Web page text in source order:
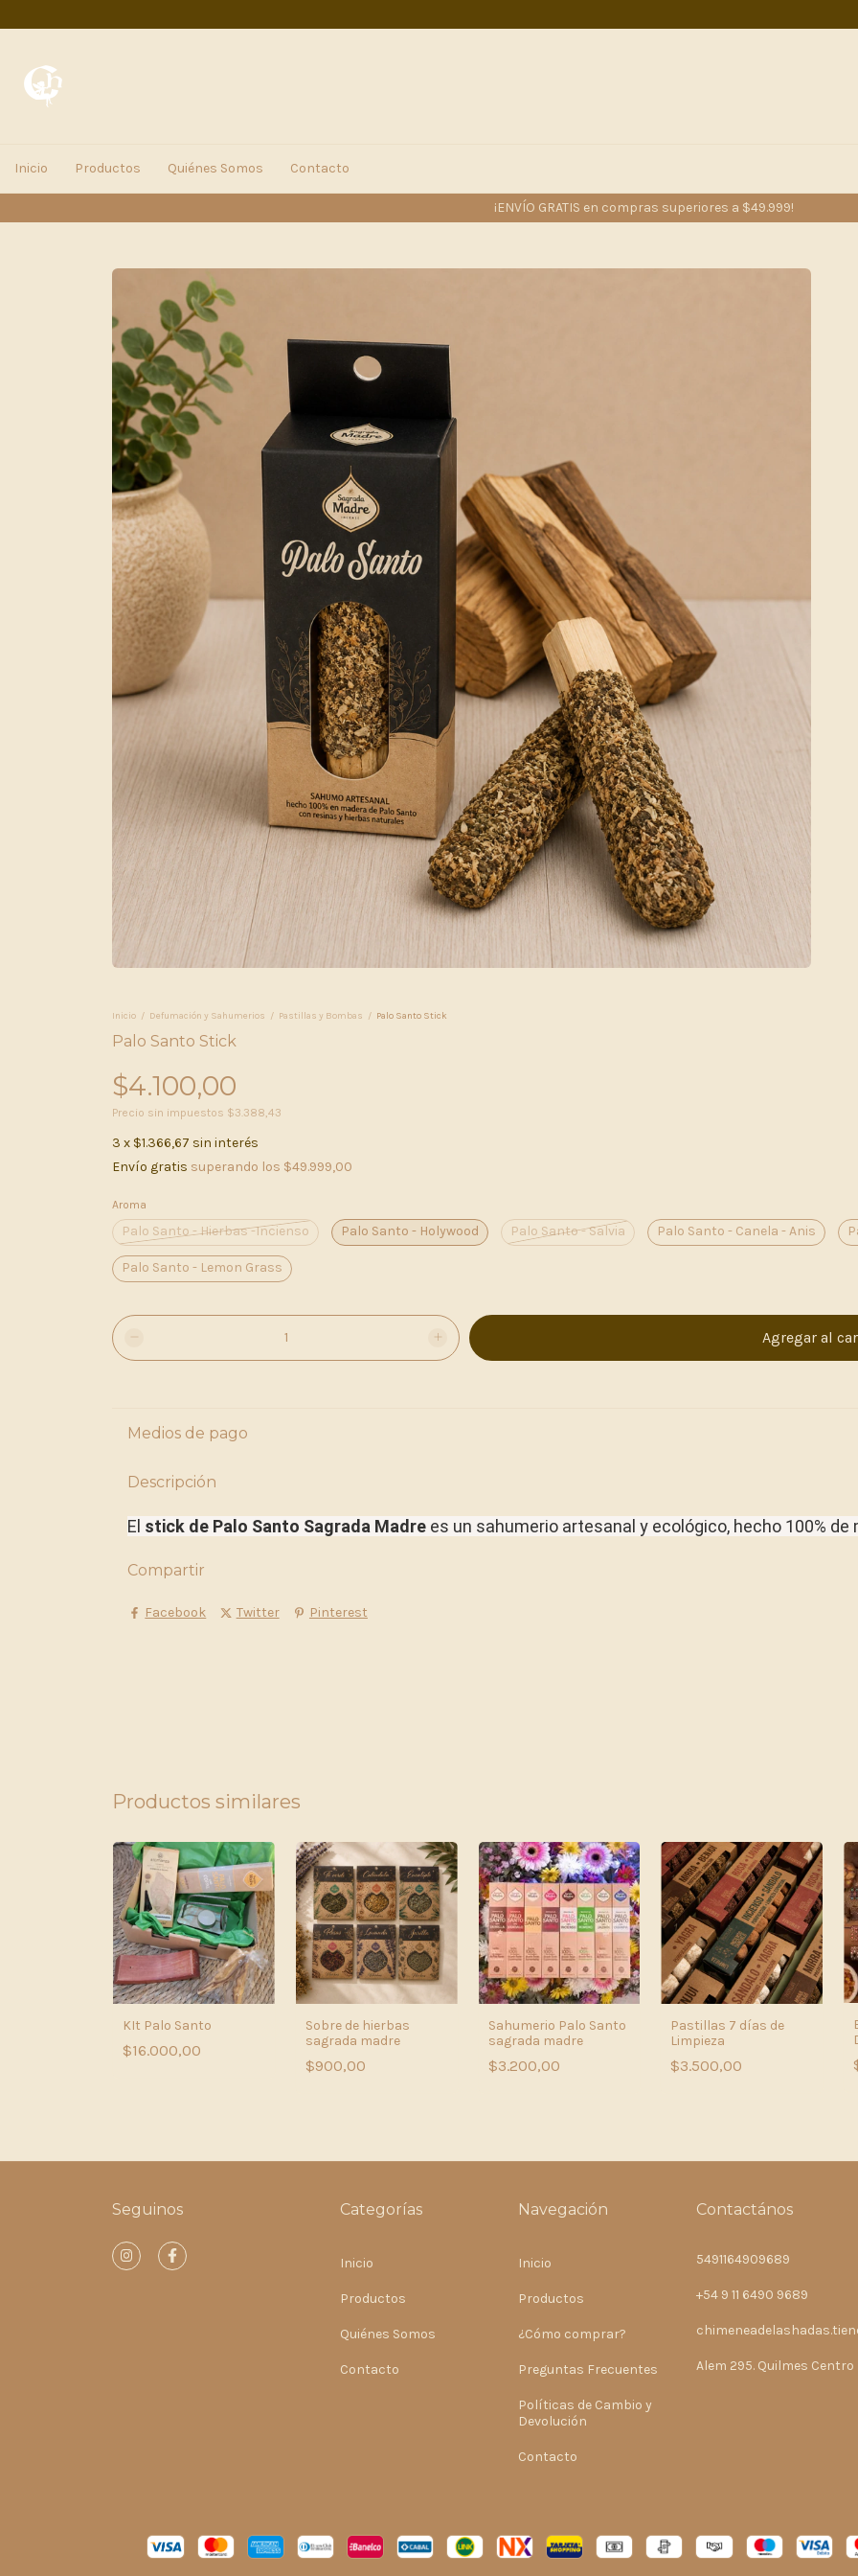
¡ENVÍO GRATIS en compras superiores a $49.999!
Inicio Productos Quiénes Somos Contacto
Inicio / Defumación y Sahumerios / Pastillas y Bombas / Palo Santo Stick
Palo Santo Stick
$4.100,00
Precio sin impuestos $3.388,43
3 x $1.366,67 sin interés
Envío gratis superando los $49.999,00
Aroma
Palo Santo - Hierbas -Incienso Palo Santo - Holywood Palo Santo - Salvia Palo Santo - Canela - Anis
Palo Santo - Lemon Grass
Medios de pago
Descripción
El stick de Palo Santo Sagrada Madre es un sahumerio artesanal y ecológico, hecho 100% de
Compartir
Facebook Twitter Pinterest
Productos similares
KIt Palo Santo
$16.000,00
Sobre de hierbas
sagrada madre
$900,00
Sahumerio Palo Santo
sagrada madre
$3.200,00
Pastillas 7 días de
Limpieza
$3.500,00
Seguinos Categorías
Inicio
Productos
Quiénes Somos
Contacto
Navegación
Inicio
Productos
¿Cómo comprar?
Preguntas Frecuentes
Políticas de Cambio y
Devolución
Contacto
Contactános
5491164909689
+54 9 11 6490 9689
Alem 295. Quilmes Centro